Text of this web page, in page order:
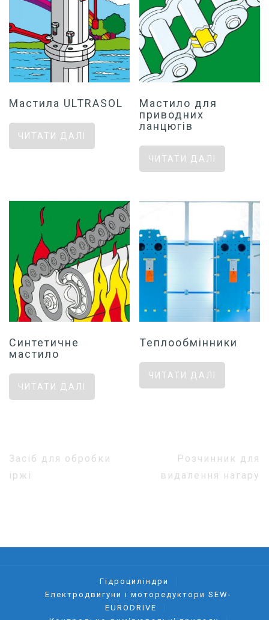
Мастила ULTRASOL
ЧИТАТИ ДАЛІ
Мастило для
приводних
ланцюгів
ЧИТАТИ ДАЛІ
Синтетичне
мастило
ЧИТАТИ ДАЛІ
Теплообмінники
ЧИТАТИ ДАЛІ
Навігація
записів
Засіб для обробки
іржі
Розчинник для
видалення нагару
Гідроциліндри
Електродвигуни і моторедуктори SEW-
EURODRIVE